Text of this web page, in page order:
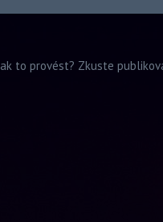
to provést? Zkuste